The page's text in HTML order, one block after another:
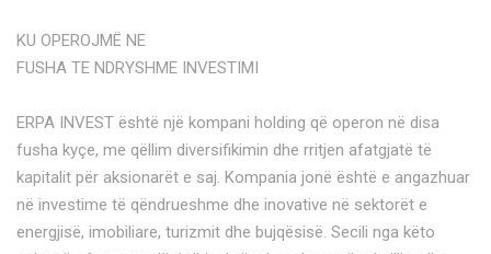
KU OPEROJMË NE
FUSHA TE NDRYSHME INVESTIMI
ERPA INVEST është një kompani holding që operon në disa
fusha kyçe, me qëllim diversifikimin dhe rritjen afatgjatë të
kapitalit për aksionarët e saj. Kompania jonë është e angazhuar
në investime të qëndrueshme dhe inovative në sektorët e
energjisë, imobiliare, turizmit dhe bujqësisë. Secili nga këto